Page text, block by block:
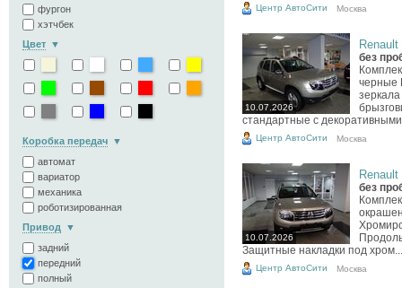
фургон
хэтчбек
Цвет
Коробка передач
автомат
вариатор
механика
роботизированная
Привод
задний
передний
полный
Центр АвтоСити Москва
10.07.2026
Renault
без
черные
стандартные с
Центр АвтоСити Москва
10.07.2026
Renault
без
Защитные накладки под хром...
Центр АвтоСити Москва